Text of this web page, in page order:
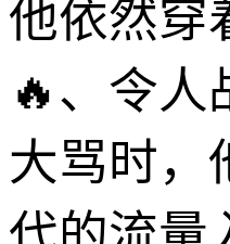
他依然穿
🔥、令
大骂时，